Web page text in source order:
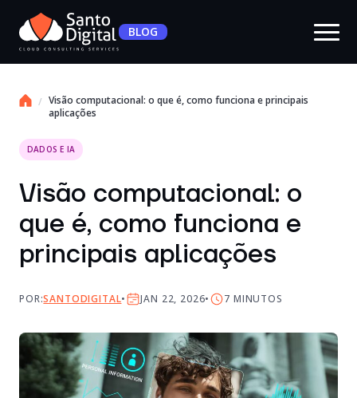
BLOG
Visão computacional: o que é, como funciona e principais
aplicações
DADOS E IA
Visão computacional: o
que é, como funciona e
principais aplicações
POR:SANTODIGITAL JAN 22, 2026 7 MINUTOS